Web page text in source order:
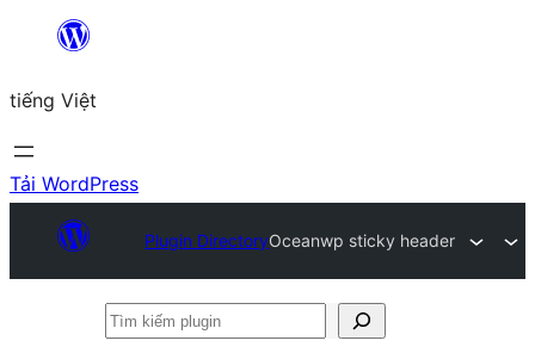
Chuyển
phần
nội
dung
tiếng Việt
Tải WordPress
Plugin DirectoryOceanwp sticky header
Tìm